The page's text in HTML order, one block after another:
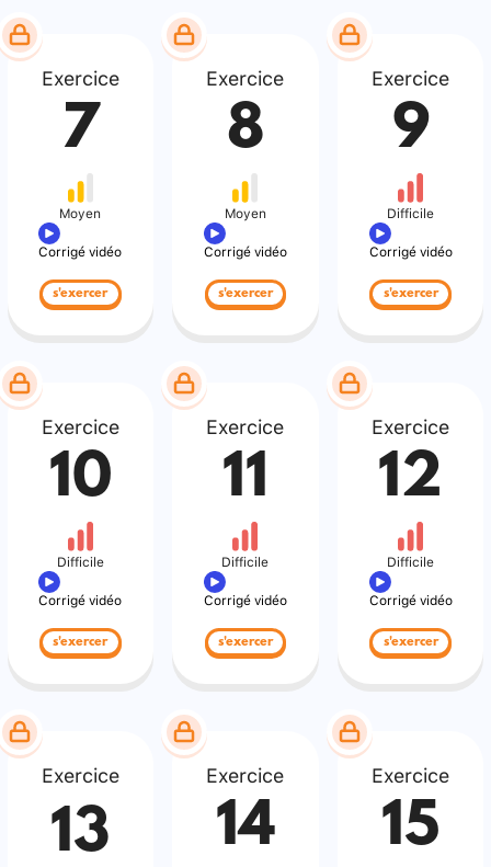
Exercice
7
Moyen
Corrigé vidéo
s'exercer
Exercice
8
Moyen
Corrigé vidéo
s'exercer
Exercice
9
Difficile
Corrigé vidéo
s'exercer
Exercice
10
Difficile
Corrigé vidéo
s'exercer
Exercice
11
Difficile
Corrigé vidéo
s'exercer
Exercice
12
Difficile
Corrigé vidéo
s'exercer
Exercice
13
Exercice
14
Exercice
15